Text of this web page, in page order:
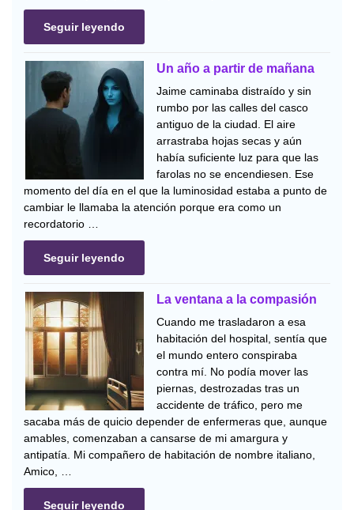
Seguir leyendo
Un año a partir de mañana
Jaime caminaba distraído y sin
rumbo por las calles del casco
antiguo de la ciudad. El aire
arrastraba hojas secas y aún
había suficiente luz para que las
farolas no se encendiesen. Ese
momento del día en el que la luminosidad estaba a punto de
cambiar le llamaba la atención porque era como un
recordatorio …
Seguir leyendo
La ventana a la compasión
Cuando me trasladaron a esa
habitación del hospital, sentía que
el mundo entero conspiraba
contra mí. No podía mover las
piernas, destrozadas tras un
accidente de tráfico, pero me
sacaba más de quicio depender de enfermeras que, aunque
amables, comenzaban a cansarse de mi amargura y
antipatía. Mi compañero de habitación de nombre italiano,
Amico, …
Seguir leyendo